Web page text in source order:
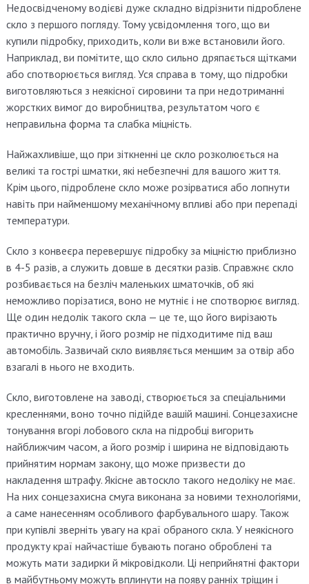
Недосвідченому водієві дуже складно відрізнити підроблене
скло з першого погляду. Тому усвідомлення того, що ви
купили підробку, приходить, коли ви вже встановили його.
Наприклад, ви помітите, що скло сильно дряпається щітками
або спотворюється вигляд. Уся справа в тому, що підробки
виготовляються з неякісної сировини та при недотриманні
жорстких вимог до виробництва, результатом чого є
неправильна форма та слабка міцність.
Найжахливіше, що при зіткненні це скло розколюється на
великі та гострі шматки, які небезпечні для вашого життя.
Крім цього, підроблене скло може розірватися або лопнути
навіть при найменшому механічному впливі або при перепаді
температури.
Скло з конвеєра перевершує підробку за міцністю приблизно
в 4-5 разів, а служить довше в десятки разів. Справжнє скло
розбивається на безліч маленьких шматочків, об які
неможливо порізатися, воно не мутніє і не спотворює вигляд.
Ще один недолік такого скла — це те, що його вирізають
практично вручну, і його розмір не підходитиме під ваш
автомобіль. Зазвичай скло виявляється меншим за отвір або
взагалі в нього не входить.
Скло, виготовлене на заводі, створюється за спеціальними
кресленнями, воно точно підійде вашій машині. Сонцезахисне
тонування вгорі лобового скла на підробці вигорить
найближчим часом, а його розмір і ширина не відповідають
прийнятим нормам закону, що може призвести до
накладення штрафу. Якісне автоскло такого недоліку не має.
На них сонцезахисна смуга виконана за новими технологіями,
а саме нанесенням особливого фарбувального шару. Також
при купівлі зверніть увагу на краї обраного скла. У неякісного
продукту краї найчастіше бувають погано оброблені та
можуть мати задирки й мікровідколи. Ці неприйнятні фактори
в майбутньому можуть вплинути на появу ранніх тріщин і